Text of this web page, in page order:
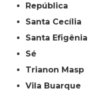
República
Santa Cecília
Santa Efigênia
Sé
Trianon Masp
Vila Buarque